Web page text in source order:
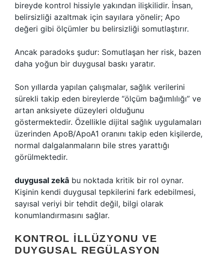
bireyde kontrol hissiyle yakından ilişkilidir. İnsan,
belirsizliği azaltmak için sayılara yönelir; Apo
değeri gibi ölçümler bu belirsizliği somutlaştırır.
Ancak paradoks şudur: Somutlaşan her risk, bazen
daha yoğun bir duygusal baskı yaratır.
Son yıllarda yapılan çalışmalar, sağlık verilerini
sürekli takip eden bireylerde “ölçüm bağımlılığı” ve
artan anksiyete düzeyleri olduğunu
göstermektedir. Özellikle dijital sağlık uygulamaları
üzerinden ApoB/ApoA1 oranını takip eden kişilerde,
normal dalgalanmaların bile stres yarattığı
görülmektedir.
duygusal zekâ bu noktada kritik bir rol oynar.
Kişinin kendi duygusal tepkilerini fark edebilmesi,
sayısal veriyi bir tehdit değil, bilgi olarak
konumlandırmasını sağlar.
KONTROL İLLÜZYONU VE
DUYGUSAL REGÜLASYON